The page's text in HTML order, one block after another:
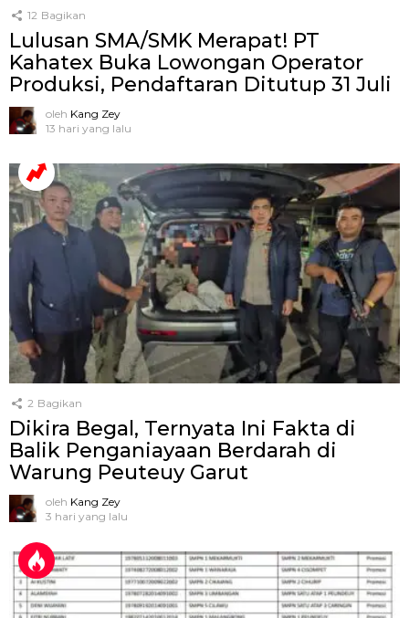
12 Bagikan
Lulusan SMA/SMK Merapat! PT
Kahatex Buka Lowongan Operator
Produksi, Pendaftaran Ditutup 31 Juli
oleh Kang Zey
13 hari yang lalu
2 Bagikan
Dikira Begal, Ternyata Ini Fakta di
Balik Penganiayaan Berdarah di
Warung Peuteuy Garut
oleh Kang Zey
3 hari yang lalu